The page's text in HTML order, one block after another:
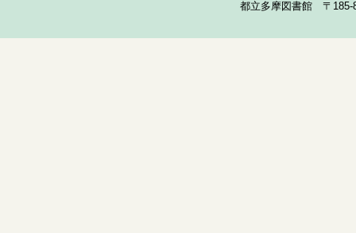
都立多摩図書館 〒185-